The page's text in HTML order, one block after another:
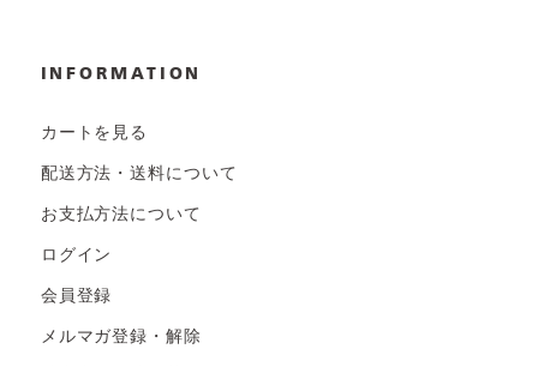
INFORMATION
カートを見る
配送方法・送料について
お支払方法について
ログイン
会員登録
メルマガ登録・解除